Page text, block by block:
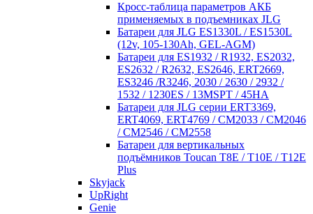
Кросc-таблица параметров АКБ
применяемых в подъемниках JLG
Батареи для JLG ES1330L / ES1530L
(12v, 105-130Ah, GEL-AGM)
Батареи для ES1932 / R1932, ES2032,
ES2632 / R2632, ES2646, ERT2669,
ES3246 /R3246, 2030 / 2630 / 2932 /
1532 / 1230ES / 13MSPT / 45HA
Батареи для JLG серии ERT3369,
ERT4069, ERT4769 / CM2033 / CM2046
/ CM2546 / CM2558
Батареи для вертикальных
подъёмников Toucan T8E / T10E / T12E
Plus
Skyjack
UpRight
Genie